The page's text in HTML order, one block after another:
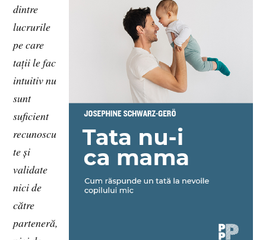
dintre
lucrurile
pe care
tații le fac
intuitiv nu
sunt
suficient
recunoscu
te și
validate
nici de
către
parteneră,